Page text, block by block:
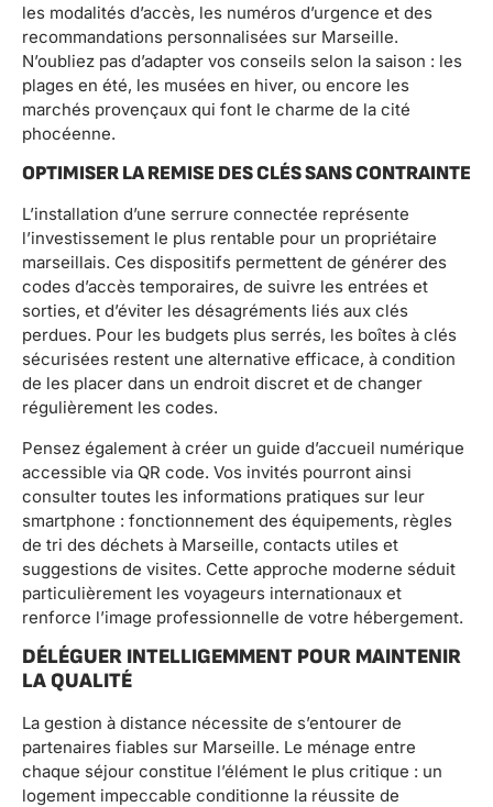
les modalités d’accès, les numéros d’urgence et des
recommandations personnalisées sur Marseille.
N’oubliez pas d’adapter vos conseils selon la saison : les
plages en été, les musées en hiver, ou encore les
marchés provençaux qui font le charme de la cité
phocéenne.
OPTIMISER LA REMISE DES CLÉS SANS CONTRAINTE
L’installation d’une serrure connectée représente
l’investissement le plus rentable pour un propriétaire
marseillais. Ces dispositifs permettent de générer des
codes d’accès temporaires, de suivre les entrées et
sorties, et d’éviter les désagréments liés aux clés
perdues. Pour les budgets plus serrés, les boîtes à clés
sécurisées restent une alternative efficace, à condition
de les placer dans un endroit discret et de changer
régulièrement les codes.
Pensez également à créer un guide d’accueil numérique
accessible via QR code. Vos invités pourront ainsi
consulter toutes les informations pratiques sur leur
smartphone : fonctionnement des équipements, règles
de tri des déchets à Marseille, contacts utiles et
suggestions de visites. Cette approche moderne séduit
particulièrement les voyageurs internationaux et
renforce l’image professionnelle de votre hébergement.
DÉLÉGUER INTELLIGEMMENT POUR MAINTENIR
LA QUALITÉ
La gestion à distance nécessite de s’entourer de
partenaires fiables sur Marseille. Le ménage entre
chaque séjour constitue l’élément le plus critique : un
logement impeccable conditionne la réussite de